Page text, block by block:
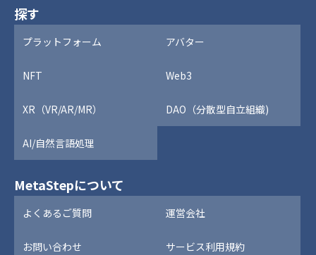
探す
プラットフォーム アバター
NFT Web3
XR（VR/AR/MR） DAO（分散型自立組織)
AI/自然言語処理
MetaStepについて
よくあるご質問 運営会社
お問い合わせ サービス利用規約